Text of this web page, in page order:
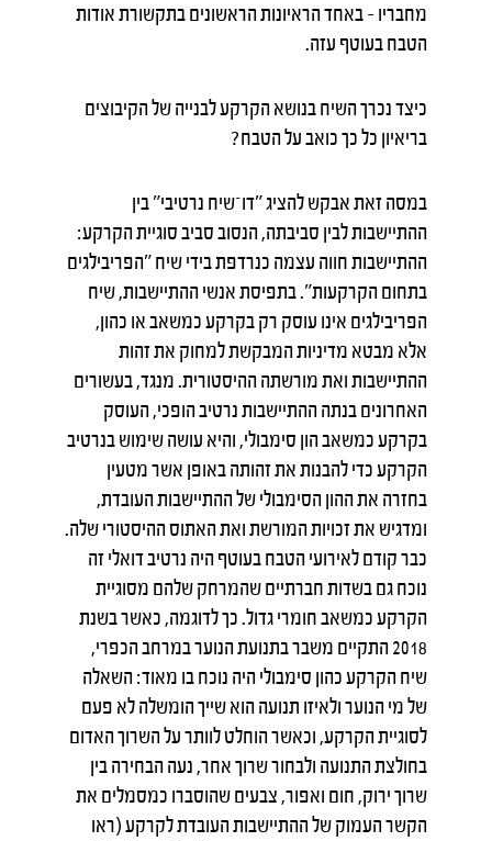
מחבריו – באחד הראיונות הראשונים בתקשורת אודות
הטבח בעוטף עזה.
כיצד נכרך השיח בנושא הקרקע לבנייה של הקיבוצים
בריאיון כל כך כואב על הטבח?
במסה זאת אבקש להציג "דו־שיח נרטיבי" בין
ההתיישבות לבין סביבתה, הנסוב סביב סוגיית הקרקע:
ההתיישבות חווה עצמה כנרדפת בידי שיח "הפריבילגים
בתחום הקרקעות". בתפיסת אנשי ההתיישבות, שיח
הפריבילגים אינו עוסק רק בקרקע כמשאב או כהון,
אלא מבטא מדיניות המבקשת למחוק את זהות
ההתיישבות ואת מורשתה ההיסטורית. מנגד, בעשורים
האחרונים בנתה ההתיישבות נרטיב הופכי, העוסק
בקרקע כמשאב הון סימבולי, והיא עושה שימוש בנרטיב
הקרקע כדי להבנות את זהותה באופן אשר מטעין
בחזרה את ההון הסימבולי של ההתיישבות העובדת,
ומדגיש את זכויות המורשת ואת האתוס ההיסטורי שלה.
כבר קודם לאירועי הטבח בעוטף היה נרטיב דואלי זה
נוכח גם בשדות חברתיים שהמרחק שלהם מסוגיית
הקרקע כמשאב חומרי גדול. כך לדוגמה, כאשר בשנת
2018 התקיים משבר בתנועת הנוער במרחב הכפרי,
שיח הקרקע כהון סימבולי היה נוכח בו מאוד: השאלה
של מי הנוער ולאיזו תנועה הוא שייך הומשלה לא פעם
לסוגיית הקרקע, וכאשר הוחלט לוותר על השרוך האדום
בחולצת התנועה ולבחור שרוך אחר, נעה הבחירה בין
שרוך ירוק, חום ואפור, צבעים שהוסברו כמסמלים את
הקשר העמוק של ההתיישבות העובדת לקרקע (ראו